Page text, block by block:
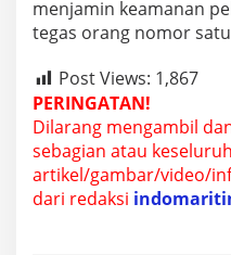
m
i
1
9
menjamin keamanan
tegas orang nomor
Post Views: 1,867
PERINGATAN!
Dilarang mengambil
sebagian atau
artikel/gambar/video/
dari redaksi